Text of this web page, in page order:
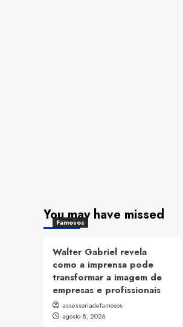
You may have missed
Famosos
Walter Gabriel revela
como a imprensa pode
transformar a imagem de
empresas e profissionais
assessoriadefamosos
agosto 8, 2026